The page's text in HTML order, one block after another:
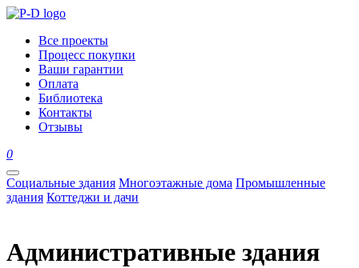
Все проекты
Процесс покупки
Ваши гарантии
Оплата
Библиотека
Контакты
Отзывы
0
Социальные здания Многоэтажные дома Промышленные
здания Коттеджи и дачи
Административные здания